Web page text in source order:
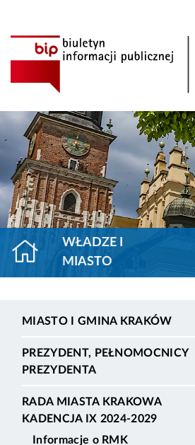
WŁADZE I
MIASTO
MIASTO I GMINA KRAKÓW
PREZYDENT, PEŁNOMOCNICY
PREZYDENTA
RADA MIASTA KRAKOWA
KADENCJA IX 2024-2029
Informacje o RMK